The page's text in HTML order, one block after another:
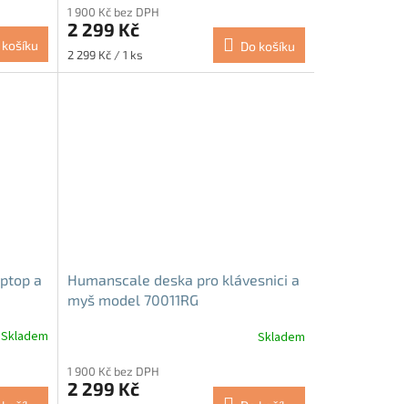
košíku
1 900 Kč bez DPH
2 299 Kč
Měrná
cena:
2 299 Kč / 1 ks
Do košíku
a
Skladem
Humanscale deska pro klávesnici a
myš model 70011RG
Skladem
1 900 Kč bez DPH
2 299 Kč